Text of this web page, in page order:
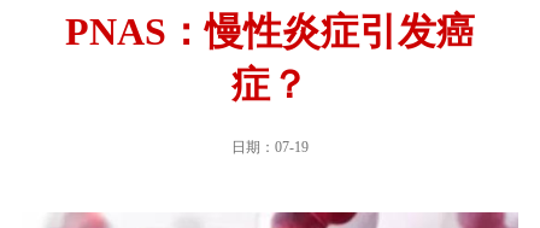
PNAS：慢性炎症引发癌
症？
日期：07-19